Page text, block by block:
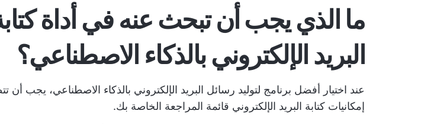
ما الذي يجب أن تبحث عنه في أداة
البريد الإلكتروني بالذكاء الاصطناعي؟
عند اختيار أفضل برنامج لتوليد رسائل البريد الإلكتروني بالذكاء الاصطناعي، يجب أن
إمكانيات كتابة البريد الإلكتروني قائمة المراجعة الخاصة بك.